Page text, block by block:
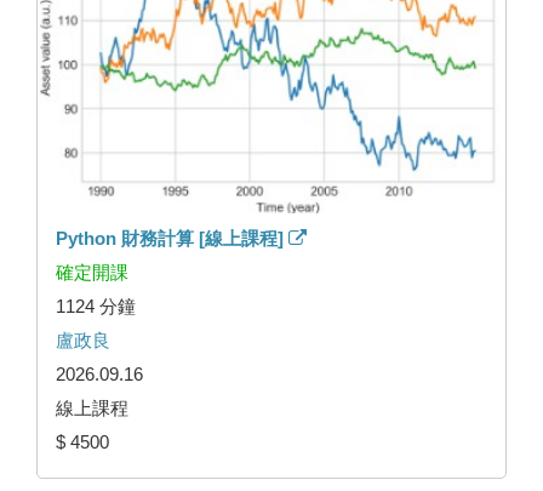
Python 財務計算 [線上課程]
確定開課
1124 分鐘
盧政良
2026.09.16
線上課程
$ 4500